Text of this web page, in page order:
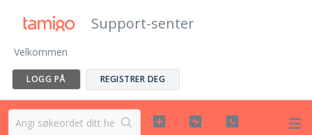
Support-senter
Velkommen
LOGG PÅ REGISTRER DEG